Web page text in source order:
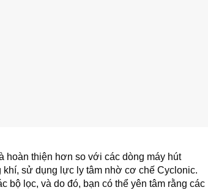
hoàn thiện hơn so với các dòng máy hút
sử dụng lực ly tâm nhờ cơ chế Cyclonic.
bộ lọc, và do đó, bạn có thể yên tâm rằng các